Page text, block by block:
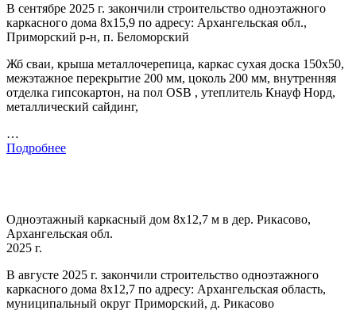
В сентябре 2025 г. закончили строительство одноэтажного
каркасного дома 8х15,9 по адресу: Архангельская обл.,
Приморский р-н, п. Беломорский
Жб сваи, крыша металлочерепица, каркас сухая доска 150х50,
межэтажное перекрытие 200 мм, цоколь 200 мм, внутренняя
отделка гипсокартон, на пол OSB , утеплитель Кнауф Норд,
металлический сайдинг,
…
Подробнее
Одноэтажный каркасный дом 8х12,7 м в дер. Рикасово,
Архангельская обл.
2025 г.
В августе 2025 г. закончили строительство одноэтажного
каркасного дома 8х12,7 по адресу: Архангельская область,
муниципальный округ Приморский, д. Рикасово